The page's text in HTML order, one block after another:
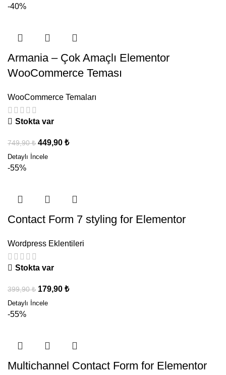
-40%
Armania – Çok Amaçlı Elementor
WooCommerce Teması
WooCommerce Temaları
Stokta var
749,90₺ 449,90 ₺
-55%
Contact Form 7 styling for Elementor
Wordpress Eklentileri
Stokta var
399,90₺ 179,90 ₺
-55%
Multichannel Contact Form for Elementor